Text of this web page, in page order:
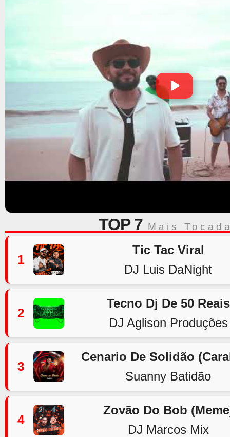
TOP 7 Mais
1
Tic Tac Viral
DJ Luis DaNight
2
Tecno Dj De 50 Reais
DJ Aglison Produções
3
Cenario De Solidão
Suanny Batidão
4
Zovão Do Bob
DJ Marcos Mix